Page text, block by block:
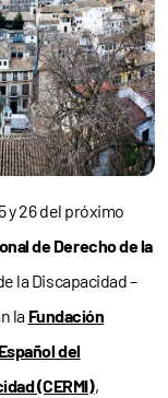
y 26 del próximo
de Derecho de la
la Discapacidad –
la Fundación
del
(CERMI),